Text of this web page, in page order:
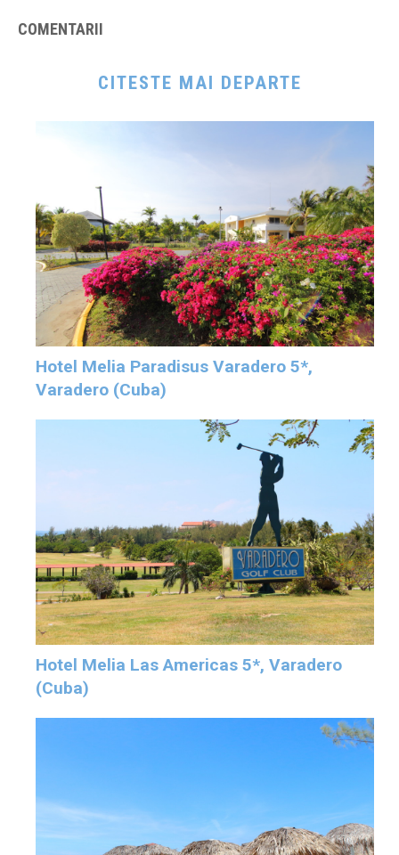
COMENTARII
CITESTE MAI DEPARTE
Hotel Melia Paradisus Varadero 5*,
Varadero (Cuba)
Hotel Melia Las Americas 5*, Varadero
(Cuba)